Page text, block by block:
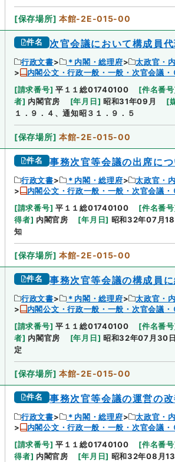
[保存場所] 本館-2E-015-00
件名 次官会議において構成員
行政文書 ＊内閣・総理府 太政官・
内閣公文・行政一般・一般・次官会議
[請求番号] 平１１総01740100 [件名番号
者] 内閣官房 [年月日] 昭和31年09月 [
１．９．４、通知昭３１．９．５
[保存場所] 本館-2E-015-00
件名 事務次官等会議の出席に
行政文書 ＊内閣・総理府 太政官・
内閣公文・行政一般・一般・次官会議
[請求番号] 平１１総01740100 [件名番号
得者] 内閣官房 [年月日] 昭和32年07月
知
[保存場所] 本館-2E-015-00
件名 事務次官等会議の構成員
行政文書 ＊内閣・総理府 太政官・
内閣公文・行政一般・一般・次官会議
[請求番号] 平１１総01740100 [件名番号
者] 内閣官房 [年月日] 昭和32年07月30日
定
[保存場所] 本館-2E-015-00
件名 事務次官等会議の運営の
行政文書 ＊内閣・総理府 太政官・
内閣公文・行政一般・一般・次官会議
[請求番号] 平１１総01740100 [件名番号
得者] 内閣官房 [年月日] 昭和32年08月